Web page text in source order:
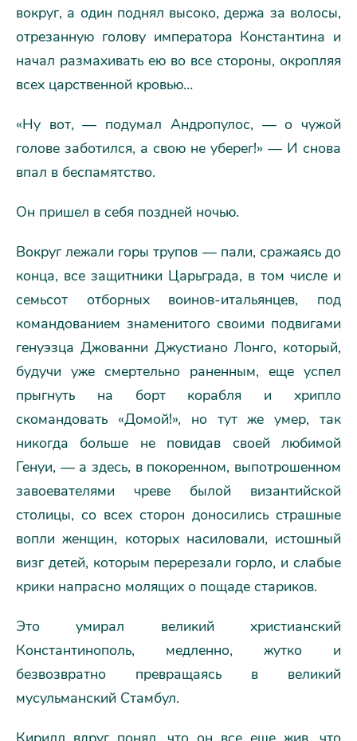
вокруг, а один поднял высоко, держа за волосы,
отрезанную голову императора Константина и
начал размахивать ею во все стороны, окропляя
всех царственной кровью…
«Ну вот, — подумал Андропулос, — о чужой
голове заботился, а свою не уберег!» — И снова
впал в беспамятство.
Он пришел в себя поздней ночью.
Вокруг лежали горы трупов — пали, сражаясь до
конца, все защитники Царьграда, в том числе и
семьсот отборных воинов-итальянцев, под
командованием знаменитого своими подвигами
генуэзца Джованни Джустиано Лонго, который,
будучи уже смертельно раненным, еще успел
прыгнуть на борт корабля и хрипло
скомандовать «Домой!», но тут же умер, так
никогда больше не повидав своей любимой
Генуи, — а здесь, в покоренном, выпотрошенном
завоевателями чреве былой византийской
столицы, со всех сторон доносились страшные
вопли женщин, которых насиловали, истошный
визг детей, которым перерезали горло, и слабые
крики напрасно молящих о пощаде стариков.
Это умирал великий христианский
Константинополь, медленно, жутко и
безвозвратно превращаясь в великий
мусульманский Стамбул.